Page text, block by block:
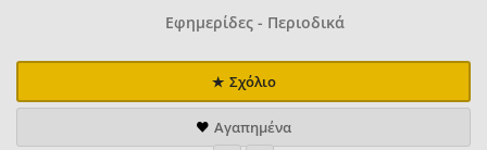
Εφημερίδες - Περιοδικά
Σχόλιο
Αγαπημένα